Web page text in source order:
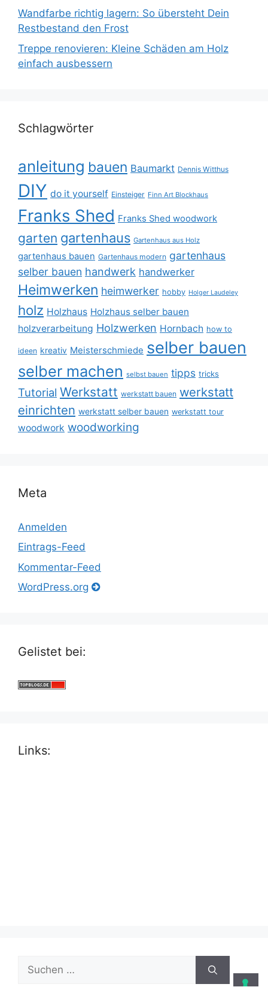
Wandfarbe richtig lagern: So übersteht Dein
Restbestand den Frost
Treppe renovieren: Kleine Schäden am Holz
einfach ausbessern
Schlagwörter
anleitung bauen Baumarkt Dennis Witthus
DIY do it yourself Einsteiger Finn Art Blockhaus
Franks Shed Franks Shed woodwork
garten gartenhaus Gartenhaus aus Holz
gartenhaus bauen Gartenhaus modern gartenhaus
selber bauen handwerk handwerker
Heimwerken heimwerker hobby Holger Laudeley
holz Holzhaus Holzhaus selber bauen
holzverarbeitung Holzwerken Hornbach how to
ideen kreativ Meisterschmiede selber bauen
selber machen selbst bauen tipps tricks
Tutorial Werkstatt werkstatt bauen werkstatt
einrichten werkstatt selber bauen werkstatt tour
woodwork woodworking
Meta
Anmelden
Eintrags-Feed
Kommentar-Feed
WordPress.org
Gelistet bei:
Links:
Suche
nach: